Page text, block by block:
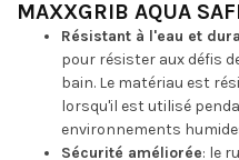
MAXXGRIB AQUA
Résistant à l'eau et
pour résister aux défis
bain. Le matériau est
lorsqu'il est utilisé
environnements
Sécurité améliorée: le